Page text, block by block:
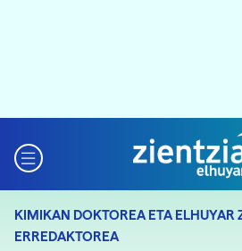
KIMIKAN DOKTOREA ETA ELHUYAR
ERREDAKTOREA